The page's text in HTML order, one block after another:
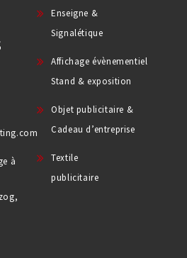
à
Enseigne &
Signalétique
Affichage évènementiel
Stand & exposition
Objet publicitaire &
Cadeau d’entreprise
Textile
publicitaire